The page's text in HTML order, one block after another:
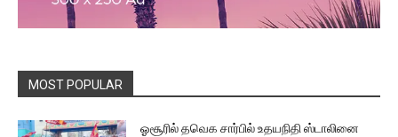
MOST POPULAR
ஓசூரில் தவெக சார்பில் உதயநிதி ஸ்டாலினை